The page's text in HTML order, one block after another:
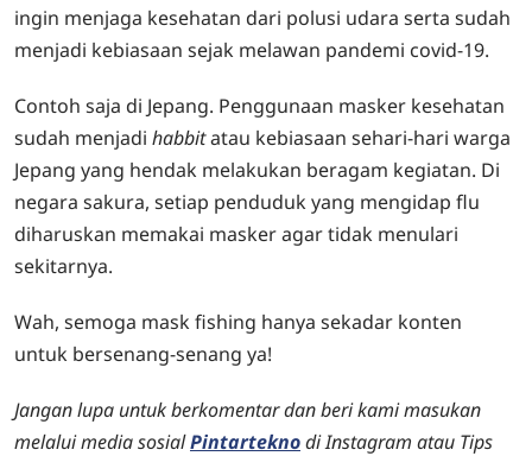
ingin menjaga kesehatan dari polusi udara serta sudah
menjadi kebiasaan sejak melawan pandemi covid-19.
Contoh saja di Jepang. Penggunaan masker kesehatan
sudah menjadi habbitatau kebiasaan sehari-hari warga
Jepang yang hendak melakukan beragam kegiatan. Di
negara sakura, setiap penduduk yang mengidap flu
diharuskan memakai masker agar tidak menulari
sekitarnya.
Wah, semoga mask fishing hanya sekadar konten
untuk bersenang-senang ya!
Jangan lupa untuk berkomentar dan beri kami masukan
melalui media sosialPintarteknodi Instagram atau Tips